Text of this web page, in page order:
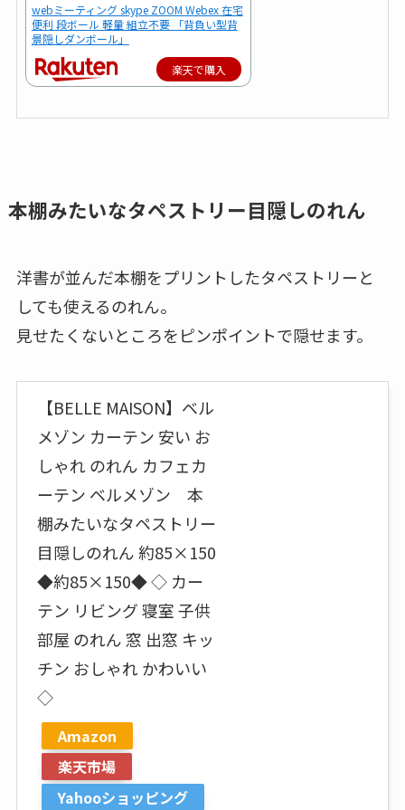
webミーティング skype ZOOM Webex 在宅
便利 段ボール 軽量 組立不要 「背負い型背
景隠しダンボール」
楽天で購入
本棚みたいなタペストリー目隠しのれん
洋書が並んだ本棚をプリントしたタペストリーと
しても使えるのれん。
見せたくないところをピンポイントで隠せます。
【BELLE MAISON】ベル
メゾン カーテン 安い お
しゃれ のれん カフェカ
ーテン ベルメゾン 本
棚みたいなタペストリー
目隠しのれん 約85×150
◆約85×150◆ ◇ カー
テン リビング 寝室 子供
部屋 のれん 窓 出窓 キッ
チン おしゃれ かわいい
◇
Amazon
楽天市場
Yahooショッピング